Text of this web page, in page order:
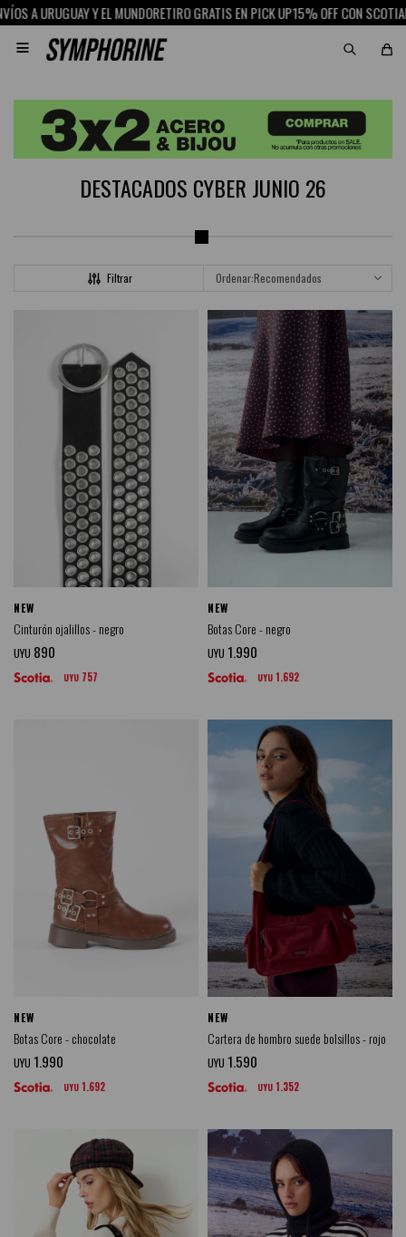
15% OFF CON SCOTIABANKRETIRO

DESTACADOS CYBER JUNIO 26
Recomendados
NEW
Cinturón ojalillos - negro
UYU 890
UYU 757
NEW
Botas Core - negro
UYU 1.990
UYU 1.692
NEW
Botas Core - chocolate
UYU 1.990
UYU 1.692
NEW
Cartera de hombro suede bolsillos - rojo
UYU 1.590
UYU 1.352